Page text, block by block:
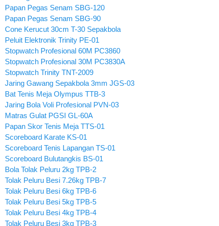
Papan Pegas Senam SBG-120
Papan Pegas Senam SBG-90
Cone Kerucut 30cm T-30 Sepakbola
Peluit Elektronik Trinity PE-01
Stopwatch Profesional 60M PC3860
Stopwatch Profesional 30M PC3830A
Stopwatch Trinity TNT-2009
Jaring Gawang Sepakbola 3mm JGS-03
Bat Tenis Meja Olympus TTB-3
Jaring Bola Voli Profesional PVN-03
Matras Gulat PGSI GL-60A
Papan Skor Tenis Meja TTS-01
Scoreboard Karate KS-01
Scoreboard Tenis Lapangan TS-01
Scoreboard Bulutangkis BS-01
Bola Tolak Peluru 2kg TPB-2
Tolak Peluru Besi 7.26kg TPB-7
Tolak Peluru Besi 6kg TPB-6
Tolak Peluru Besi 5kg TPB-5
Tolak Peluru Besi 4kg TPB-4
Tolak Peluru Besi 3kg TPB-3